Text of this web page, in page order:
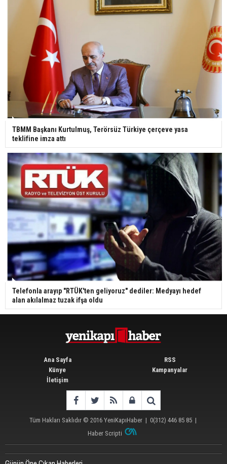
TBMM Başkanı Kurtulmuş, Terörsüz Türkiye çerçeve yasa
teklifine imza attı
Telefonla arayıp "RTÜK'ten geliyoruz" dediler: Medyayı hedef
alan akılalmaz tuzak ifşa oldu
Ana Sayfa
Künye
İletişim
RSS
Kampanyalar
Tüm Hakları Saklıdır © 2016 YeniKapıHaber| 0(312) 446 85 85|
Haber Scripti